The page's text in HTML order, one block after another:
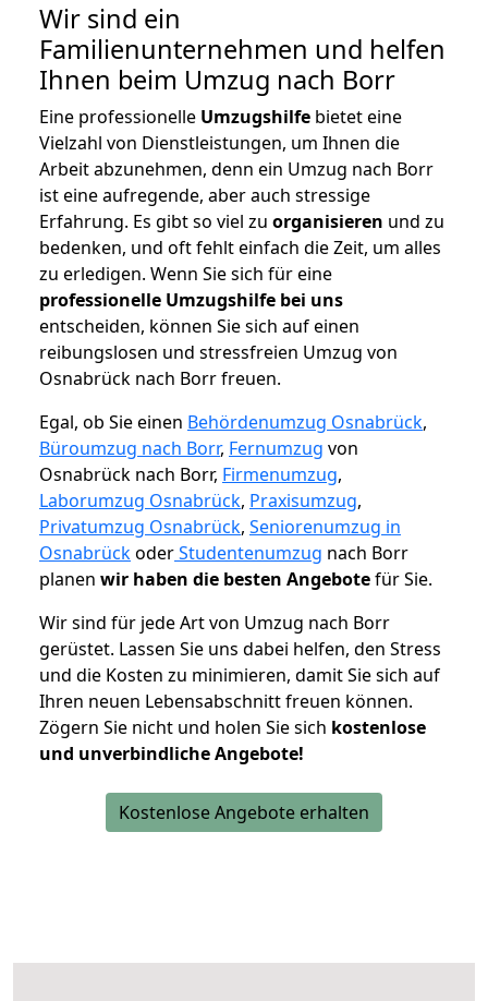
Wir sind ein
Familienunternehmen und helfen
Ihnen beim Umzug nach Borr
Eine professionelle Umzugshilfe bietet eine
Vielzahl von Dienstleistungen, um Ihnen die
Arbeit abzunehmen, denn ein Umzug nach Borr
ist eine aufregende, aber auch stressige
Erfahrung. Es gibt so viel zu organisieren und zu
bedenken, und oft fehlt einfach die Zeit, um alles
zu erledigen. Wenn Sie sich für eine
professionelle Umzugshilfe bei uns
entscheiden, können Sie sich auf einen
reibungslosen und stressfreien Umzug von
Osnabrück nach Borr freuen.
Egal, ob Sie einen Behördenumzug Osnabrück,
Büroumzug nach Borr, Fernumzug von
Osnabrück nach Borr, Firmenumzug,
Laborumzug Osnabrück, Praxisumzug,
Privatumzug Osnabrück, Seniorenumzug in
OsnabrückoderStudentenumzug nach Borr
planen wir haben die besten Angebotefür Sie.
Wir sind für jede Art von Umzug nach Borr
gerüstet. Lassen Sie uns dabei helfen, den Stress
und die Kosten zu minimieren, damit Sie sich auf
Ihren neuen Lebensabschnitt freuen können.
Zögern Sie nicht und holen Sie sich kostenlose
und unverbindliche Angebote!
Kostenlose Angebote erhalten